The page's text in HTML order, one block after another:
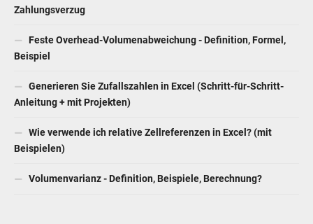
Zahlungsverzug
Feste Overhead-Volumenabweichung - Definition, Formel,
Beispiel
Generieren Sie Zufallszahlen in Excel (Schritt-für-Schritt-
Anleitung + mit Projekten)
Wie verwende ich relative Zellreferenzen in Excel? (mit
Beispielen)
Volumenvarianz - Definition, Beispiele, Berechnung?